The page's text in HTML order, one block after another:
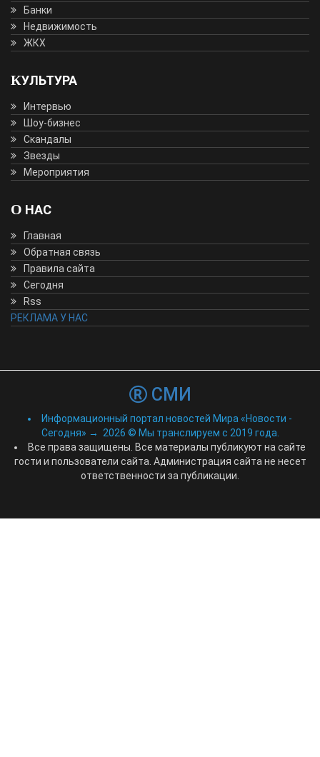
Банки
Недвижимость
ЖКХ
КУЛЬТУРА
Интервью
Шоу-бизнес
Скандалы
Звезды
Мероприятия
О НАС
Главная
Обратная связь
Правила сайта
Сегодня
Rss
РЕКЛАМА У НАС
СМИ
Информационный портал новостей Мира «Новости -
Сегодня» → 2026 © Мы транслируем с 2019 года.
Все права защищены. Все материалы публикуют на сайте
гости и пользователи сайта. Администрация сайта не несет
ответственности за публикации.